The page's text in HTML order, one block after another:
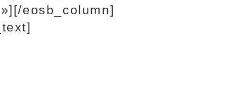
eosb_column]